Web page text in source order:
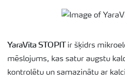
YaraVita STOPITir šķidrs
mēslojums, kas satur augstu
kontrolētu un samazinātu ar